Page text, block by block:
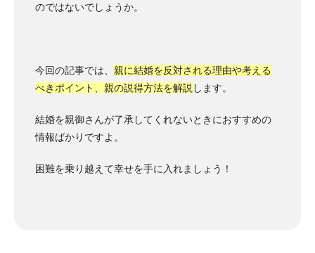
のではないでしょうか。
今回の記事では、 親に結婚を反対される理由や考える
べきポイント、親の説得方法を解説 します。
結婚を親御さんが了承してくれないときにおすすめの
情報ばかりですよ。
困難を乗り越えて幸せを手に入れましょう！